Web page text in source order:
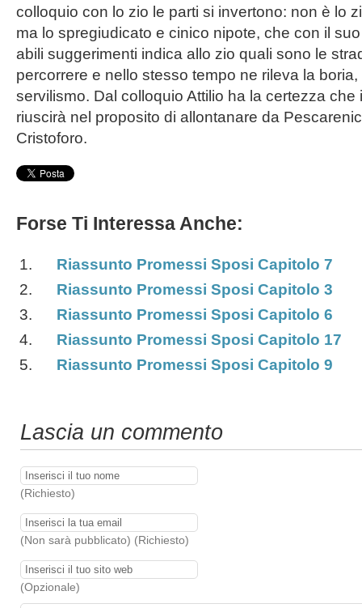
colloquio con lo zio le parti si invertono: non è lo
ma lo spregiudicato e cinico nipote, che con il
abili suggerimenti indica allo zio quali sono le
percorrere e nello stesso tempo ne rileva la
servilismo. Dal colloquio Attilio ha la certezza che
riuscirà nel proposito di allontanare da
Cristoforo.
Forse Ti Interessa Anche:
Riassunto Promessi Sposi Capitolo 7
Riassunto Promessi Sposi Capitolo 3
Riassunto Promessi Sposi Capitolo 6
Riassunto Promessi Sposi Capitolo 17
Riassunto Promessi Sposi Capitolo 9
Lascia un commento
(Richiesto)
(Non sarà pubblicato) (Richiesto)
(Opzionale)